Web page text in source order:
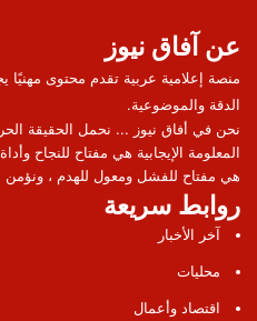
عن آفاق نيوز
منصة إعلامية عربية تقدم محتوى مهنيًا
الدقة والموضوعية.
نحن في أفاق نيوز ... نحمل الحقيقة
المعلومة الإيجابية هي مفتاح للنجاح
هي مفتاح للفشل ومعول للهدم ، ونؤمن
روابط سريعة
آخر الأخبار
محليات
اقتصاد وأعمال